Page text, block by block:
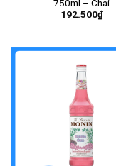
750ml – Chai
192.500₫